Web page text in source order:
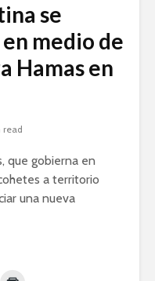
se
medio de
Hamas en
read
que gobierna en
a territorio
una nueva